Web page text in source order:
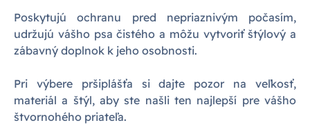
Poskytujú ochranu pred nepriaznivým počasím,
udržujú vášho psa čistého a môžu vytvoriť štýlový a
zábavný doplnok k jeho osobnosti.
Pri výbere pršiplášťa si dajte pozor na veľkosť,
materiál a štýl, aby ste našli ten najlepší pre vášho
štvornohého priateľa.